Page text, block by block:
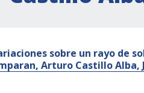
sobre un rayo de
Arturo Castillo Alba,